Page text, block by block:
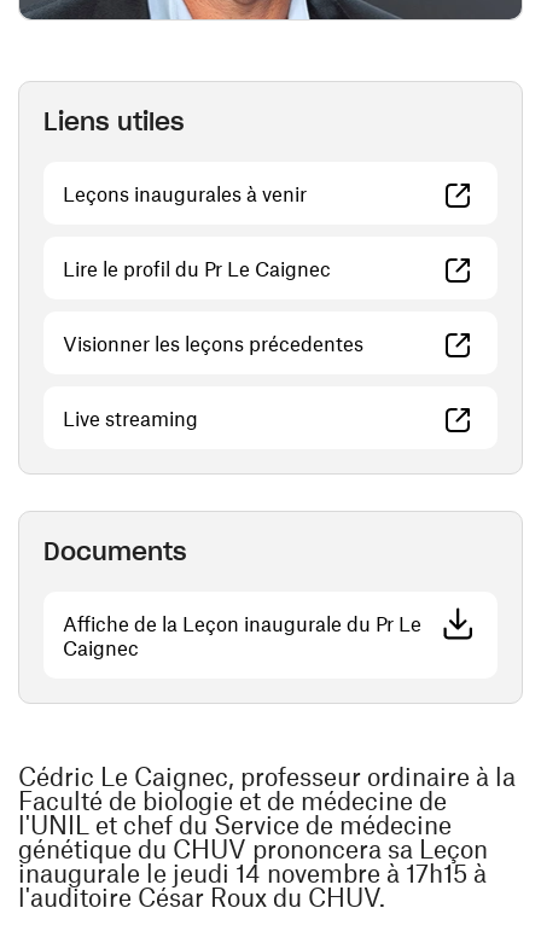
Liens utiles
Leçons inaugurales à venir(ouvre une nouvelle
Lire le profil du Pr Le Caignec (ouvre une nouvelle
Visionner les leçons précedentes(ouvre une
Live streaming (ouvre une nouvelle fenêtre)
Documents
Affiche de la Leçon inaugurale du Pr Le
Caignec
Cédric Le Caignec, professeur ordinaire à la
Faculté de biologie et de médecine de
l'UNIL et chef du Service de médecine
génétique du CHUV prononcera sa Leçon
inaugurale le jeudi 14 novembre à 17h15 à
l'auditoire César Roux du CHUV.